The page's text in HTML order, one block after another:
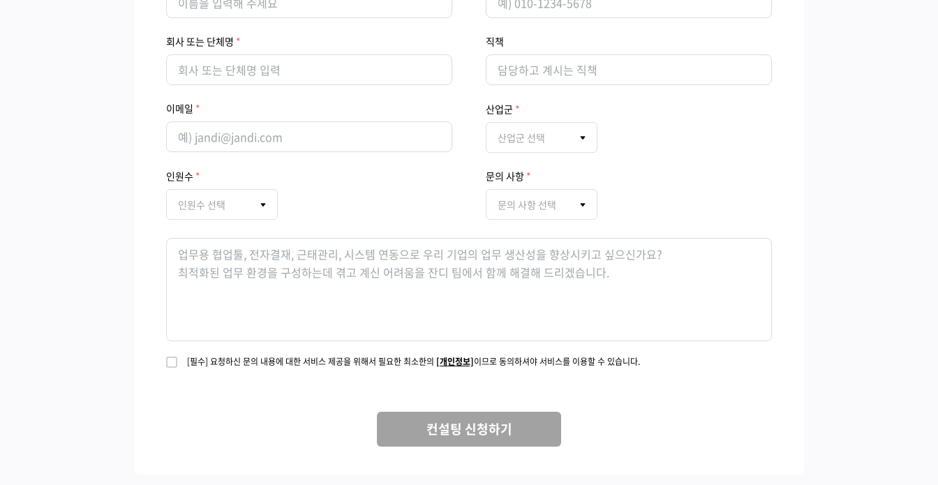
회사 또는 단체명 직책
이메일 산업군
산업군 선택
인원수
인원수 선택
문의 사항
문의 사항 선택
[필수] 요청하신 문의 내용에 대한 서비스 제공을 위해서 필요한 최소한의 [개인정보]이므로 동의하셔야 서비스를 이용할 수 있습니다.
컨설팅 신청하기